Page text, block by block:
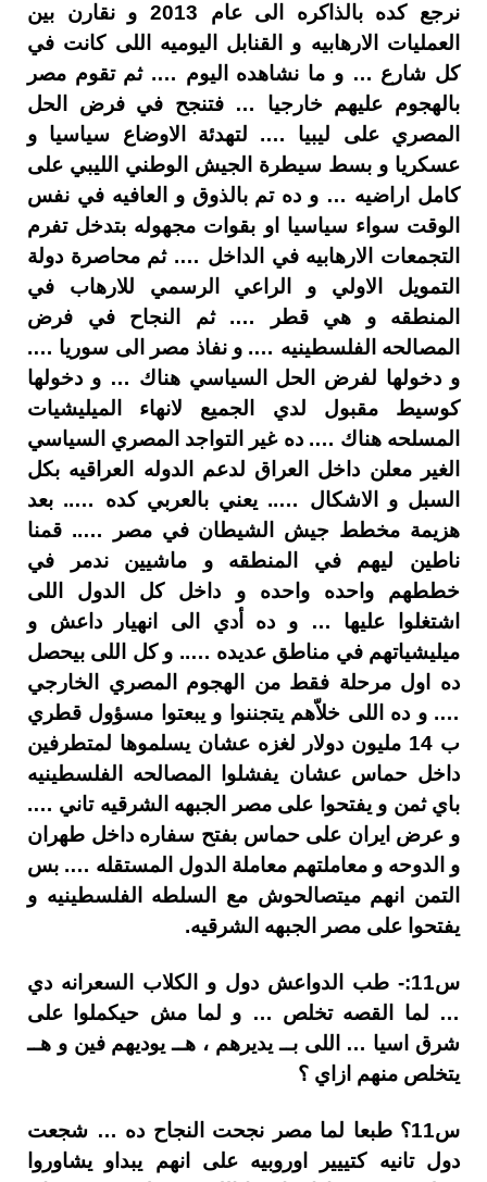
نرجع كده بالذاكره الى عام 2013 و نقارن بين
العمليات الارهابيه و القنابل اليوميه اللى كانت في
كل شارع … و ما نشاهده اليوم …. ثم تقوم مصر
بالهجوم عليهم خارجيا … فتنجح في فرض الحل
المصري على ليبيا …. لتهدئة الاوضاع سياسيا و
عسكريا و بسط سيطرة الجيش الوطني الليبي على
كامل اراضيه … و ده تم بالذوق و العافيه في نفس
الوقت سواء سياسيا او بقوات مجهوله بتدخل تفرم
التجمعات الارهابيه في الداخل …. ثم محاصرة دولة
التمويل الاولي و الراعي الرسمي للارهاب في
المنطقه و هي قطر …. ثم النجاح في فرض
المصالحه الفلسطينيه …. و نفاذ مصر الى سوريا ….
و دخولها لفرض الحل السياسي هناك … و دخولها
كوسيط مقبول لدي الجميع لانهاء الميليشيات
المسلحه هناك …. ده غير التواجد المصري السياسي
الغير معلن داخل العراق لدعم الدوله العراقيه بكل
السبل و الاشكال ….. يعني بالعربي كده ….. بعد
هزيمة مخطط جيش الشيطان في مصر ….. قمنا
ناطين ليهم في المنطقه و ماشيين ندمر في
خططهم واحده واحده و داخل كل الدول اللى
اشتغلوا عليها … و ده أدي الى انهيار داعش و
ميليشياتهم في مناطق عديده ….. و كل اللى بيحصل
ده اول مرحلة فقط من الهجوم المصري الخارجي
…. و ده اللى خلاّهم يتجننوا و يبعتوا مسؤول قطري
ب 14 مليون دولار لغزه عشان يسلموها لمتطرفين
داخل حماس عشان يفشلوا المصالحه الفلسطينيه
باي ثمن و يفتحوا على مصر الجبهه الشرقيه تاني ….
و عرض ايران على حماس بفتح سفاره داخل طهران
و الدوحه و معاملتهم معاملة الدول المستقله …. بس
التمن انهم ميتصالحوش مع السلطه الفلسطينيه و
يفتحوا على مصر الجبهه الشرقيه.
س11:- طب الدواعش دول و الكلاب السعرانه دي
… لما القصه تخلص … و لما مش حيكملوا على
شرق اسيا … اللى بــ يديرهم ، هــ يوديهم فين و هــ
يتخلص منهم ازاي ؟
س11؟ طبعا لما مصر نجحت النجاح ده … شجعت
دول تانيه كتييير اوروبيه على انهم يبداو يشاوروا